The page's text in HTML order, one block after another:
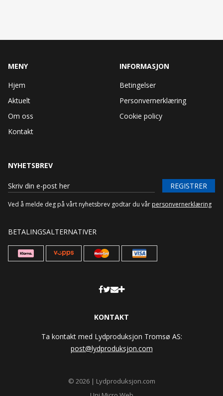
MENY
Hjem
Aktuelt
Om oss
Kontakt
INFORMASJON
Betingelser
Personvernerklæring
Cookie policy
NYHETSBREV
REGISTRER
Ved å melde deg på vårt nyhetsbrev godtar du vår personvernerklæring
BETALINGSALTERNATIVER
KONTAKT
Ta kontakt med Lydproduksjon Tromsø AS:
post@lydproduksjon.com
© 2026 | Lydproduksjon.com